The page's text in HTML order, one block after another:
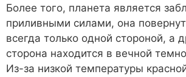
Более того, планета является
приливными силами, она
всегда только одной стороной, а
сторона находится в вечной
Из-за низкой температуры